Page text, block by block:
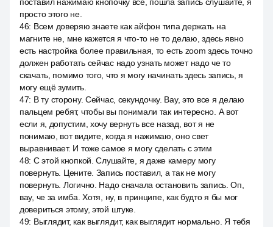
просто этого не.
46: Всем доверяю знаете как айфон типа держать на
магните не, мне кажется я что-то не то делаю, здесь явно
есть настройка более правильная, то есть zoom здесь точно
должен работать сейчас надо узнать может надо че то
скачать, помимо того, что я могу начинать здесь запись, я
могу ещё зумить.
47: В ту сторону. Сейчас, секундочку. Вау, это все я делаю
пальцем ребят, чтобы вы понимали так интересно. А вот
если я, допустим, хочу вернуть все назад, вот я не
понимаю, вот видите, когда я нажимаю, оно свет
выравнивает. И тоже самое я могу сделать с этим
48: С этой кнопкой. Слушайте, я даже камеру могу
повернуть. Цените. Запись поставил, а так не могу
повернуть. Логично. Надо сначала остановить запись. Оп,
вау, че за имба. Хотя, ну, в принципе, как будто я бы мог
довериться этому, этой штуке.
49: Выглядит, как выглядит, как выглядит нормально. Я тебя